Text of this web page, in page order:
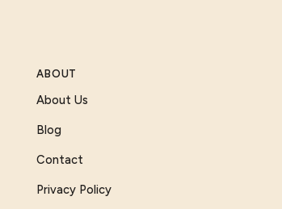
ABOUT
About Us
Blog
Contact
Privacy Policy